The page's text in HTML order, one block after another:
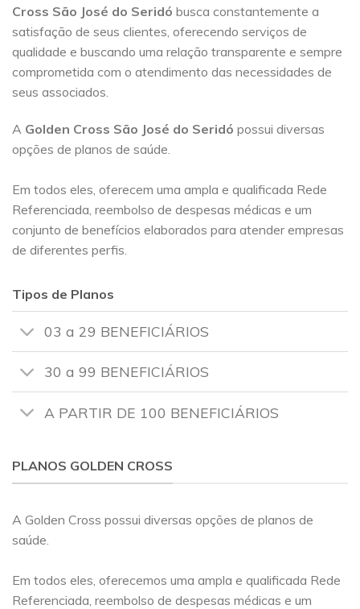
Cross São José do Seridó busca constantemente a
satisfação de seus clientes, oferecendo serviços de
qualidade e buscando uma relação transparente e sempre
comprometida com o atendimento das necessidades de
seus associados.
A Golden Cross São José do Seridó possui diversas
opções de planos de saúde.
Em todos eles, oferecem uma ampla e qualificada Rede
Referenciada, reembolso de despesas médicas e um
conjunto de benefícios elaborados para atender empresas
de diferentes perfis.
Tipos de Planos
03 a 29 BENEFICIÁRIOS
30 a 99 BENEFICIÁRIOS
A PARTIR DE 100 BENEFICIÁRIOS
PLANOS GOLDEN CROSS
A Golden Cross possui diversas opções de planos de
saúde.
Em todos eles, oferecemos uma ampla e qualificada Rede
Referenciada, reembolso de despesas médicas e um